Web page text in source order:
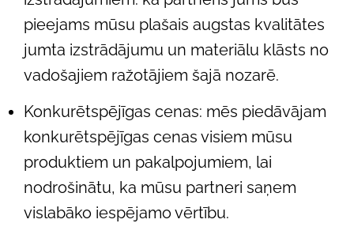
pieejams mūsu plašais augstas kvalitātes
jumta izstrādājumu un materiālu klāsts no
vadošajiem ražotājiem šajā nozarē.
Konkurētspējīgas cenas: mēs piedāvājam
konkurētspējīgas cenas visiem mūsu
produktiem un pakalpojumiem, lai
nodrošinātu, ka mūsu partneri saņem
vislabāko iespējamo vērtību.